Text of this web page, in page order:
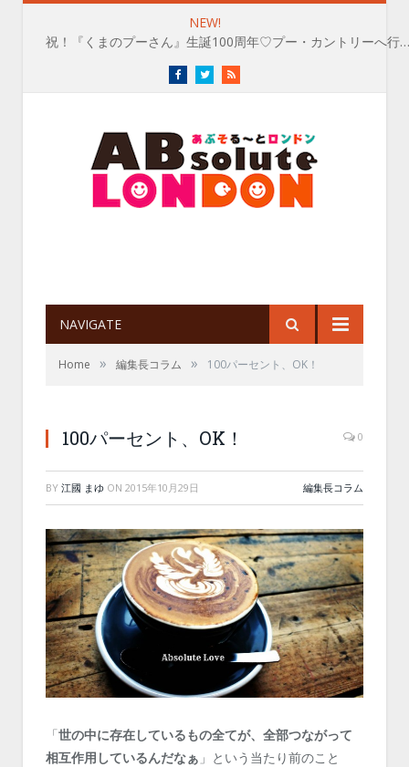
NEW!
祝！『くまのプーさん』生誕100周年♡プー・カントリーへ行こう♪
FacebookTwitterRSS
NAVIGATE
Home » 編集長コラム » 100パーセント、OK！
100パーセント、OK！ 0
BY 江國 まゆ ON 2015年10月29日 編集長コラム
「世の中に存在しているもの全てが、全部つながって
相互作用しているんだなぁ 」という当たり前のこと